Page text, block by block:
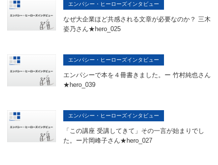
エンパシー・ヒーローズインタビュー
なぜ大企業ほど共感される文章が必要なのか？ 三木
姿乃さん★hero_025
エンパシー・ヒーローズインタビュー
エンパシーで本を４冊書きました。ー 竹村純也さん
★hero_039
エンパシー・ヒーローズインタビュー
「この講座 受講してきて」その一言が始まりでし
た。ー片岡峰子さん★hero_027